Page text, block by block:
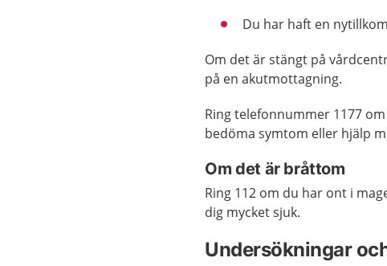
Du har haft en
Om det är stängt på
på en akutmottagning.
Ring telefonnummer 1177
bedöma symtom eller hjälp
Om det är bråttom
Ring 112 om du har ont i
dig mycket sjuk.
Undersökningar